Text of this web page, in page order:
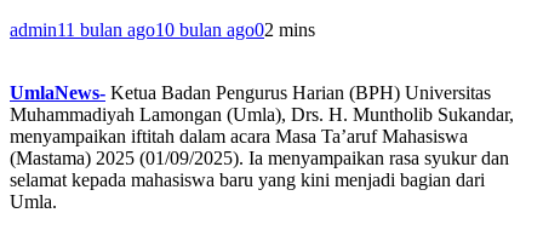
admin11 bulan ago10 bulan ago02 mins
UmlaNews- Ketua Badan Pengurus Harian (BPH) Universitas
Muhammadiyah Lamongan (Umla), Drs. H. Muntholib Sukandar,
menyampaikan iftitah dalam acara Masa Ta’aruf Mahasiswa
(Mastama) 2025 (01/09/2025). Ia menyampaikan rasa syukur dan
selamat kepada mahasiswa baru yang kini menjadi bagian dari
Umla.